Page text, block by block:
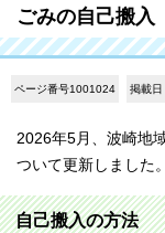
ごみの自己搬入
ページ番号1001024 掲載
2026年5月、波崎地
ついて更新しました。
自己搬入の方法